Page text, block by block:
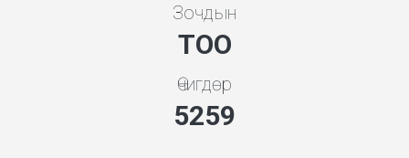
Зочдын
ТОО
Өчигдөр
5843